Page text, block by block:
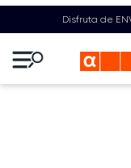
Disfruta de